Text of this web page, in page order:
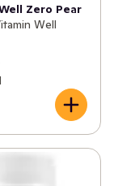
Zero Pear
Well